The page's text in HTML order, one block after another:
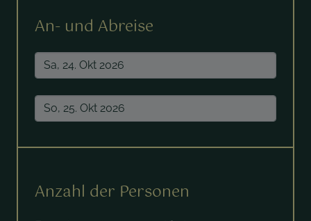
An- und Abreise
Anzahl der Personen